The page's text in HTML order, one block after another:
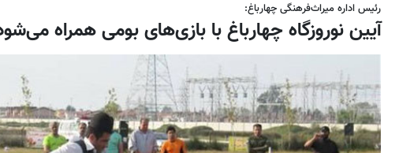
رئیس اداره میراث‌فرهنگی چهارباغ:
آیین نوروزگاه چهارباغ با بازی‌های بومی همراه